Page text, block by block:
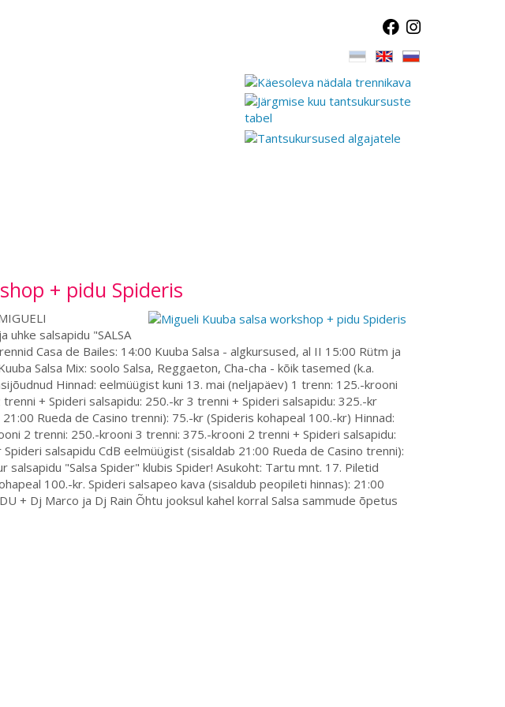
+ pidu Spideris
uhke salsapidu "SALSA
Casa de Bailes: 14:00 Kuuba Salsa - algkursused, al II 15:00 Rütm ja
Salsa Mix: soolo Salsa, Reggaeton, Cha-cha - kõik tasemed (k.a.
Hinnad: eelmüügist kuni 13. mai (neljapäev) 1 trenn: 125.-krooni
+ Spideri salsapidu: 250.-kr 3 trenni + Spideri salsapidu: 325.-kr
Rueda de Casino trenni): 75.-kr (Spideris kohapeal 100.-kr) Hinnad:
2 trenni: 250.-krooni 3 trenni: 375.-krooni 2 trenni + Spideri salsapidu:
salsapidu CdB eelmüügist (sisaldab 21:00 Rueda de Casino trenni):
salsapidu "Salsa Spider" klubis Spider! Asukoht: Tartu mnt. 17. Piletid
100.-kr. Spideri salsapeo kava (sisaldub peopileti hinnas): 21:00
+ Dj Marco ja Dj Rain Õhtu jooksul kahel korral Salsa sammude õpetus